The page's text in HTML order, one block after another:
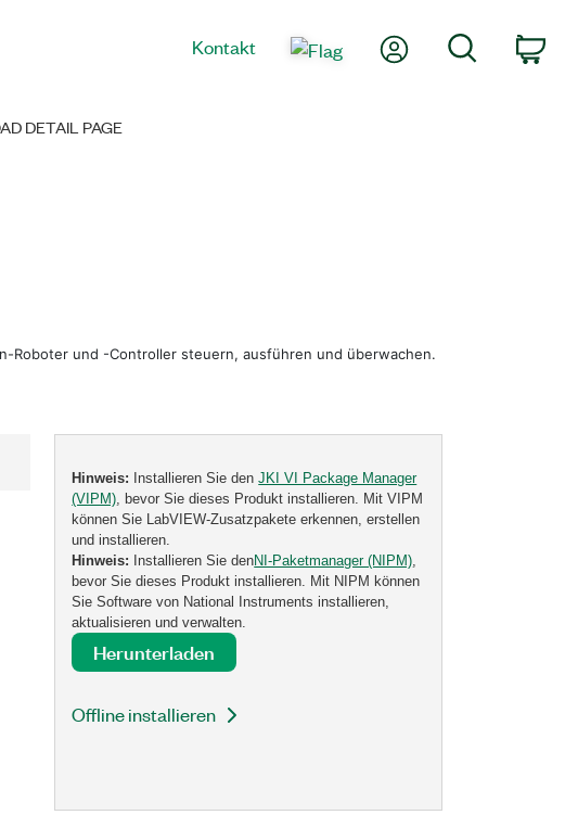
Kontakt Mein KontoSuche
DETAIL PAGE
Roboter und -Controller steuern, ausführen und überwachen.
Hinweis: Installieren Sie denJKI VI Package Manager
(VIPM) , bevor Sie dieses Produkt installieren. Mit VIPM
können Sie LabVIEW-Zusatzpakete erkennen, erstellen
und installieren.
Hinweis: Installieren Sie denNI-Paketmanager (NIPM)
bevor Sie dieses Produkt installieren. Mit NIPM können
Sie Software von National Instruments installieren,
aktualisieren und verwalten.
Herunterladen
Offline installieren